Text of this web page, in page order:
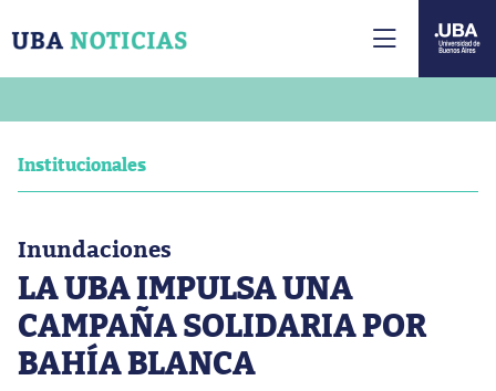
Institucionales
Inundaciones
LA UBA IMPULSA UNA
CAMPAÑA SOLIDARIA POR
BAHÍA BLANCA